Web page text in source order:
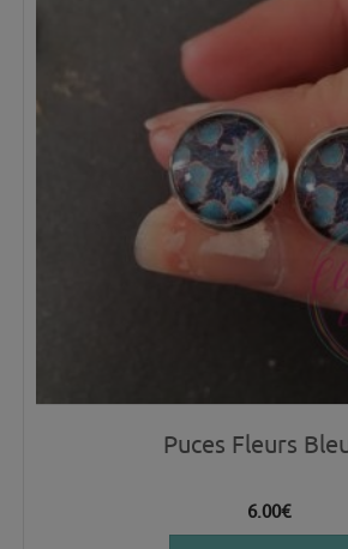
Puces Fleurs
6.00€